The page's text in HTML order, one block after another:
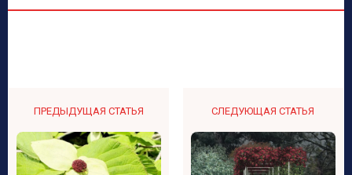
ПРЕДЫДУЩАЯ СТАТЬЯ СЛЕДУЮЩАЯ СТАТЬЯ